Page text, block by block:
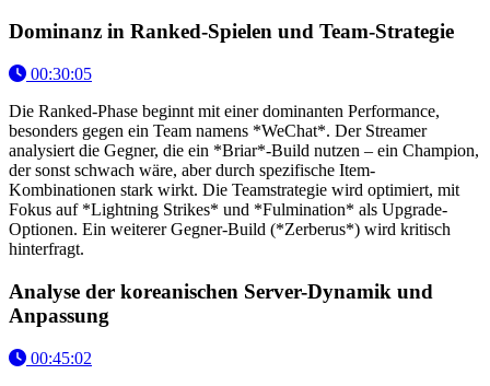
Dominanz in Ranked-Spielen und Team-Strategie
00:30:05
Die Ranked-Phase beginnt mit einer dominanten Performance,
besonders gegen ein Team namens *WeChat*. Der Streamer
analysiert die Gegner, die ein *Briar*-Build nutzen – ein Champion,
der sonst schwach wäre, aber durch spezifische Item-
Kombinationen stark wirkt. Die Teamstrategie wird optimiert, mit
Fokus auf *Lightning Strikes* und *Fulmination* als Upgrade-
Optionen. Ein weiterer Gegner-Build (*Zerberus*) wird kritisch
hinterfragt.
Analyse der koreanischen Server-Dynamik und
Anpassung
00:45:02